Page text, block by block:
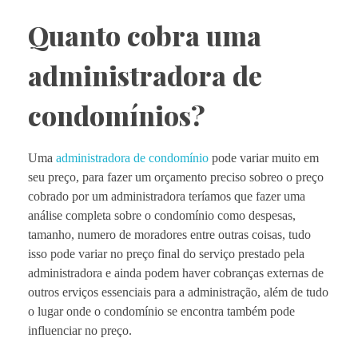
Quanto cobra uma
administradora de
condomínios?
Uma administradora de condomínio pode variar muito em
seu preço, para fazer um orçamento preciso sobreo o preço
cobrado por um administradora teríamos que fazer uma
análise completa sobre o condomínio como despesas,
tamanho, numero de moradores entre outras coisas, tudo
isso pode variar no preço final do serviço prestado pela
administradora e ainda podem haver cobranças externas de
outros erviços essenciais para a administração, além de tudo
o lugar onde o condomínio se encontra também pode
influenciar no preço.